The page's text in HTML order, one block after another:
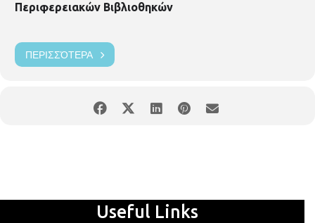
Περιφερειακών Βιβλιοθηκών
ΠΕΡΙΣΣΌΤΕΡΑ
Useful Links